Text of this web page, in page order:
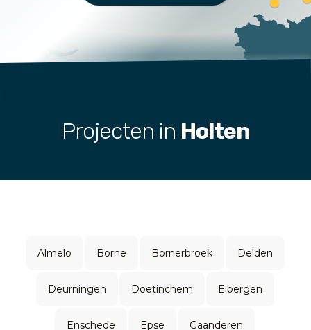
Projecten in Holten
Almelo Borne Bornerbroek Delden
Deurningen Doetinchem Eibergen
Enschede Epse Gaanderen